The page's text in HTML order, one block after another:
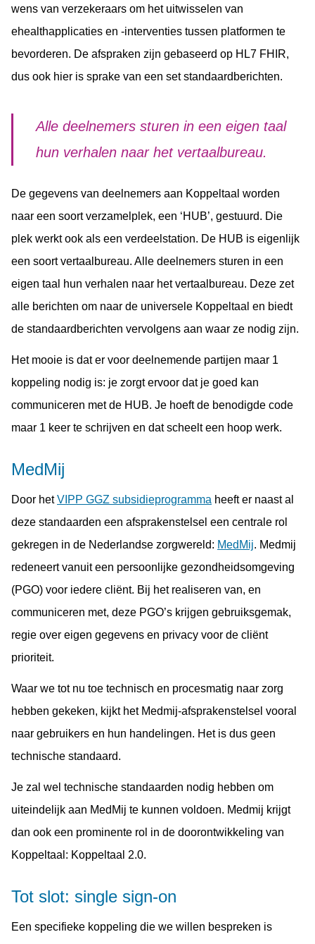
wens van verzekeraars om het uitwisselen van
ehealthapplicaties en -interventies tussen platformen te
bevorderen. De afspraken zijn gebaseerd op HL7 FHIR,
dus ook hier is sprake van een set standaardberichten.
Alle deelnemers sturen in een eigen taal
hun verhalen naar het vertaalbureau.
De gegevens van deelnemers aan Koppeltaal worden
naar een soort verzamelplek, een ‘HUB’, gestuurd. Die
plek werkt ook als een verdeelstation. De HUB is eigenlijk
een soort vertaalbureau. Alle deelnemers sturen in een
eigen taal hun verhalen naar het vertaalbureau. Deze zet
alle berichten om naar de universele Koppeltaal en biedt
de standaardberichten vervolgens aan waar ze nodig zijn.
Het mooie is dat er voor deelnemende partijen maar 1
koppeling nodig is: je zorgt ervoor dat je goed kan
communiceren met de HUB. Je hoeft de benodigde code
maar 1 keer te schrijven en dat scheelt een hoop werk.
MedMij
Door hetVIPP GGZ subsidieprogramma heeft er naast al
deze standaarden een afsprakenstelsel een centrale rol
gekregen in de Nederlandse zorgwereld: MedMij. Medmij
redeneert vanuit een persoonlijke gezondheidsomgeving
(PGO) voor iedere cliënt. Bij het realiseren van, en
communiceren met, deze PGO’s krijgen gebruiksgemak,
regie over eigen gegevens en privacy voor de cliënt
prioriteit.
Waar we tot nu toe technisch en procesmatig naar zorg
hebben gekeken, kijkt het Medmij-afsprakenstelsel vooral
naar gebruikers en hun handelingen. Het is dus geen
technische standaard.
Je zal wel technische standaarden nodig hebben om
uiteindelijk aan MedMij te kunnen voldoen. Medmij krijgt
dan ook een prominente rol in de doorontwikkeling van
Koppeltaal: Koppeltaal 2.0.
Tot slot: single sign-on
Een specifieke koppeling die we willen bespreken is